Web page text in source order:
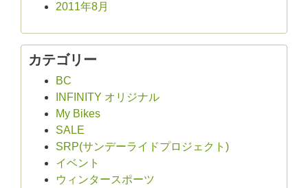
2011年8月
カテゴリー
BC
INFINITY オリジナル
My Bikes
SALE
SRP(サンデーライドプロジェクト)
イベント
ウィンタースポーツ